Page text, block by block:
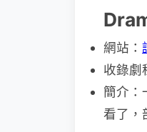
網站：
收錄劇
簡介：
看了，